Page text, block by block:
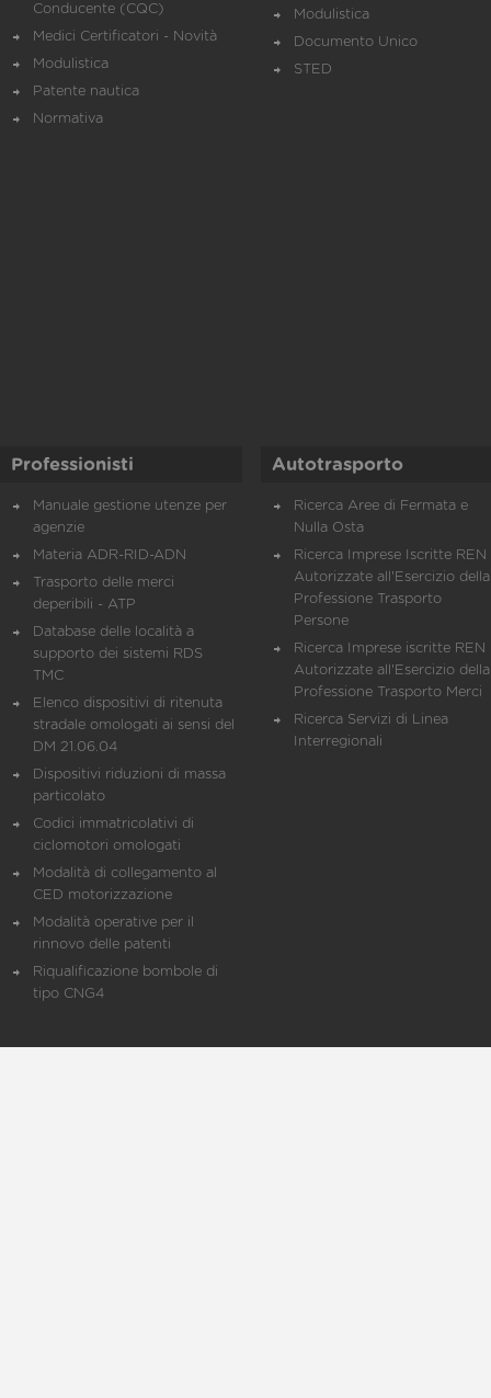
Conducente (CQC)
Medici Certificatori - Novità
Modulistica
Patente nautica
Normativa
Modulistica
Documento Unico
STED
Professionisti
Manuale gestione utenze per
agenzie
Materia ADR-RID-ADN
Trasporto delle merci
deperibili - ATP
Database delle località a
supporto dei sistemi RDS
TMC
Elenco dispositivi di ritenuta
stradale omologati ai sensi del
DM 21.06.04
Dispositivi riduzioni di massa
particolato
Codici immatricolativi di
ciclomotori omologati
Modalità di collegamento al
CED motorizzazione
Modalità operative per il
rinnovo delle patenti
Riqualificazione bombole di
tipo CNG4
Autotrasporto
Ricerca Aree di Fermata e
Nulla Osta
Ricerca Imprese Iscritte REN
Autorizzate all'Esercizio della
Professione Trasporto
Persone
Ricerca Imprese iscritte REN
Autorizzate all'Esercizio della
Professione Trasporto Merci
Ricerca Servizi di Linea
Interregionali